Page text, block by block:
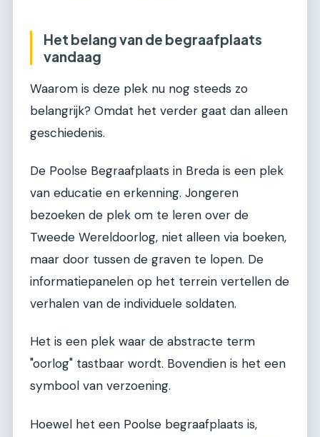
Het belang van de begraafplaats
vandaag
Waarom is deze plek nu nog steeds zo
belangrijk? Omdat het verder gaat dan alleen
geschiedenis.
De Poolse Begraafplaats in Breda is een plek
van educatie en erkenning. Jongeren
bezoeken de plek om te leren over de
Tweede Wereldoorlog, niet alleen via boeken,
maar door tussen de graven te lopen. De
informatiepanelen op het terrein vertellen de
verhalen van de individuele soldaten.
Het is een plek waar de abstracte term
"oorlog" tastbaar wordt. Bovendien is het een
symbool van verzoening.
Hoewel het een Poolse begraafplaats is,